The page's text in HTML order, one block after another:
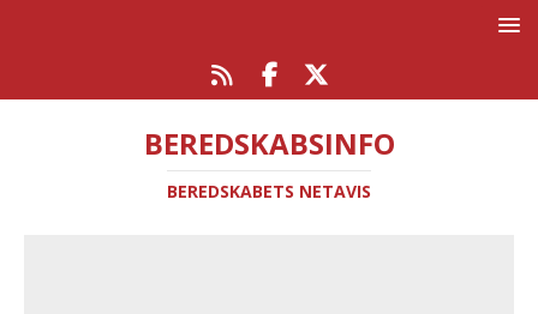
BEREDSKABSINFO
BEREDSKABETS NETAVIS